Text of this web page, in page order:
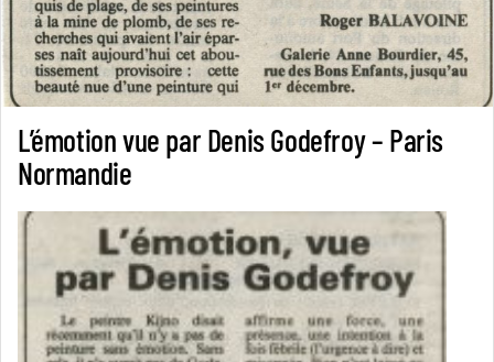
L’émotion vue par Denis Godefroy – Paris
Normandie